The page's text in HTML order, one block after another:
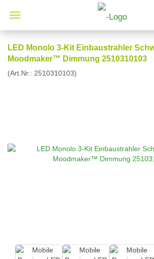
LED Monolo 3-Kit Einbaustrahler
Moodmaker™ Dimmung 2510310103
(Art.Nr.: 2510310103)